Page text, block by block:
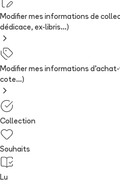
Modifier mes informations de
dédicace, ex-libris...)
Modifier mes informations
cote...)
Collection
Souhaits
Lu